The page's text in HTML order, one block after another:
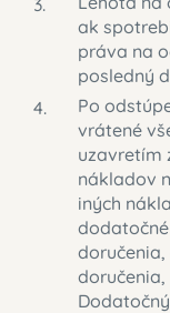
ak
práva na
posledný
Po
vrátené
uzavretím
nákladov
iných